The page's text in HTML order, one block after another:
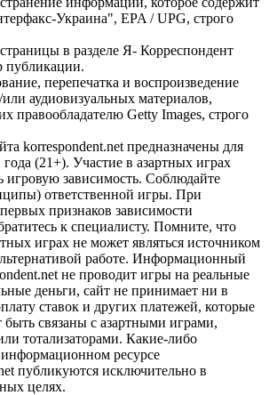
Украина", EPA / UPG, строго
в разделе Я- Корреспондент
публикации.
перепечатка и воспроизведение
аудиовизуальных материалов,
правообладателю Getty Images, строго
korrespondent.net предназначены для
(21+). Участие в азартных играх
игровую зависимость. Соблюдайте
ответственной игры. При
признаков зависимости
к специалисту. Помните, что
играх не может являться источником
работе. Информационный
не проводит игры на реальные
деньги, сайт не принимает ни в
ставок и других платежей, которые
быть связаны с азартными играми,
тотализаторами. Какие-либо
ресурсе
публикуются исключительно в
целях.